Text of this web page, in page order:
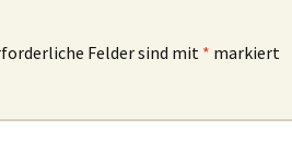
Felder sind mit * markiert